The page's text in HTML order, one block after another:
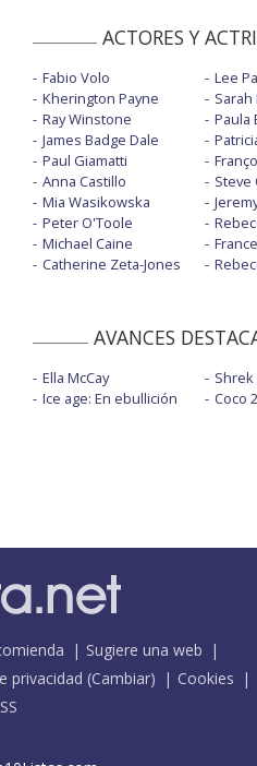
ACTORES Y
Fabio Volo
Kherington Payne
Ray Winstone
James Badge Dale
Paul Giamatti
Anna Castillo
Mia Wasikowska
Peter O'Toole
Michael Caine
Catherine Zeta-Jones
Lee
Paula
Steve
AVANCES
Ella McCay
Ice age: En ebullición
Shrek
Coco 2
Sugiere una web
privacidad (Cambiar)
Cookies